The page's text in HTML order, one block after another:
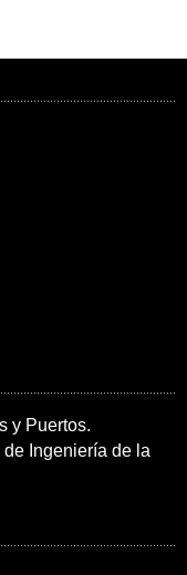
y Puertos.
Ingeniería de la